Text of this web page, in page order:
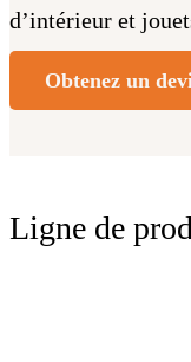
d’intérieur et
Obtenez un
Ligne de